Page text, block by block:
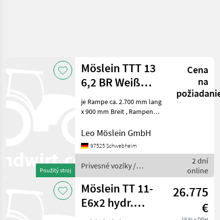
Použitý stroj
Möslein TTT 13
6,2 BR Weiß
Neuer 13 t GG
Tandemtieflader
Cena
na
je Rampe ca. 2.700 mm lang
x 900 mm Breit , Rampen
840 mm, 12 Zurrösen je 2, 5
Bordwände, klappbar und
Leo Möslein GmbH
97525 Schwebheim
Privesné vozíky /
Möslein
2 dní
online
Möslein TT 11-
E6x2 hydr.
Rampen
26.775
€